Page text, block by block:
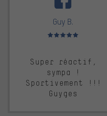
Guy B.
Note moyenne : 5 sur 5
Super réactif,
sympa !
Sportivement !!!
Guyges